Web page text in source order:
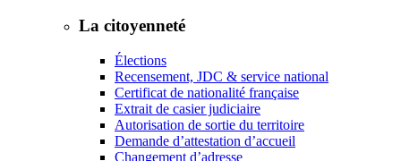
La citoyenneté
Élections
Recensement, JDC & service national
Certificat de nationalité française
Extrait de casier judiciaire
Autorisation de sortie du territoire
Demande d’attestation d’accueil
Changement d’adresse